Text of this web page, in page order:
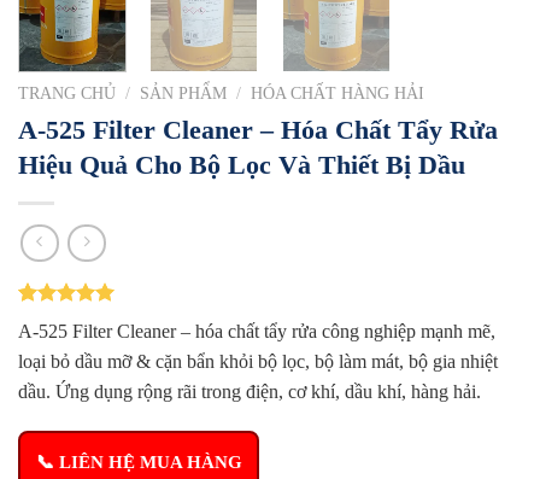
TRANG CHỦ / SẢN PHẨM / HÓA CHẤT HÀNG HẢI
A-525 Filter Cleaner – Hóa Chất Tẩy Rửa
Hiệu Quả Cho Bộ Lọc Và Thiết Bị Dầu
5.00trên 5
dựa trên
1
đánh giá
A-525 Filter Cleaner – hóa chất tẩy rửa công nghiệp mạnh mẽ,
loại bỏ dầu mỡ & cặn bẩn khỏi bộ lọc, bộ làm mát, bộ gia nhiệt
dầu. Ứng dụng rộng rãi trong điện, cơ khí, dầu khí, hàng hải.
📞 LIÊN HỆ MUA HÀNG